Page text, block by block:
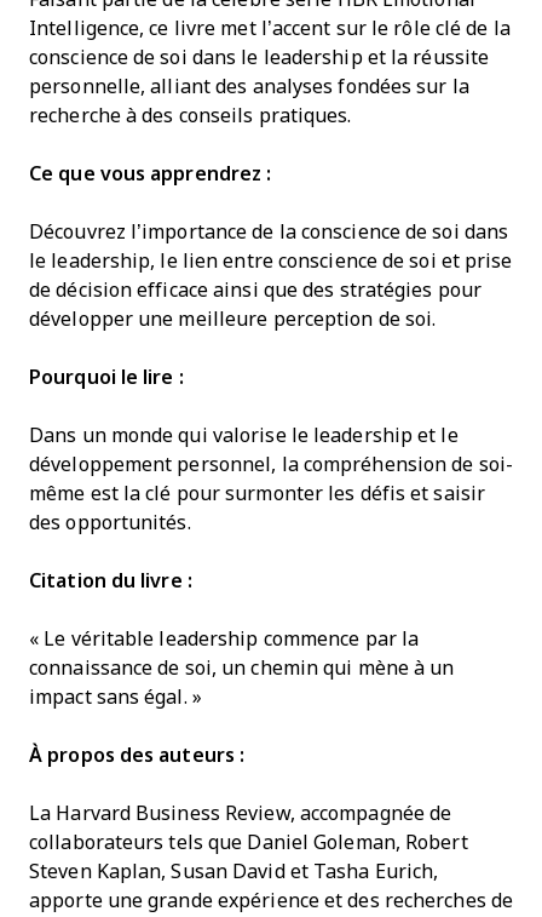
Intelligence, ce livre met l’accent sur le rôle clé de la
conscience de soi dans le leadership et la réussite
personnelle, alliant des analyses fondées sur la
recherche à des conseils pratiques.
Ce que vous apprendrez :
Découvrez l’importance de la conscience de soi dans
le leadership, le lien entre conscience de soi et prise
de décision efficace ainsi que des stratégies pour
développer une meilleure perception de soi.
Pourquoi le lire :
Dans un monde qui valorise le leadership et le
développement personnel, la compréhension de soi-
même est la clé pour surmonter les défis et saisir
des opportunités.
Citation du livre :
« Le véritable leadership commence par la
connaissance de soi, un chemin qui mène à un
impact sans égal. »
À propos des auteurs :
La Harvard Business Review, accompagnée de
collaborateurs tels que Daniel Goleman, Robert
Steven Kaplan, Susan David et Tasha Eurich,
apporte une grande expérience et des recherches de